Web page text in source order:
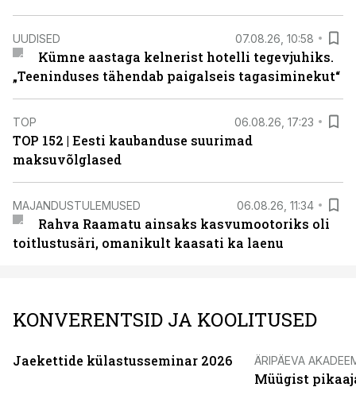
UUDISED 07.08.26, 10:58
Kümne aastaga kelnerist hotelli tegevjuhiks.
„Teeninduses tähendab paigalseis tagasiminekut“
TOP 06.08.26, 17:23
TOP 152 | Eesti kaubanduse suurimad
maksuvõlglased
MAJANDUSTULEMUSED 06.08.26, 11:34
Rahva Raamatu ainsaks kasvumootoriks oli
toitlustusäri, omanikult kaasati ka laenu
KONVERENTSID JA KOOLITUSED
Jaekettide külastusseminar 2026 ÄRIPÄEVA
Müügist